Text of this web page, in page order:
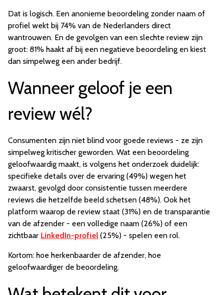
Dat is logisch. Een anonieme beoordeling zonder naam of
profiel wekt bij 74% van de Nederlanders direct
wantrouwen. En de gevolgen van een slechte review zijn
groot: 81% haakt af bij een negatieve beoordeling en kiest
dan simpelweg een ander bedrijf.
Wanneer geloof je een
review wél?
Consumenten zijn niet blind voor goede reviews - ze zijn
simpelweg kritischer geworden. Wat een beoordeling
geloofwaardig maakt, is volgens het onderzoek duidelijk:
specifieke details over de ervaring (49%) wegen het
zwaarst, gevolgd door consistentie tussen meerdere
reviews die hetzelfde beeld schetsen (48%). Ook het
platform waarop de review staat (31%) en de transparantie
van de afzender - een volledige naam (26%) of een
zichtbaar LinkedIn-profiel (25%) - spelen een rol.
Kortom: hoe herkenbaarder de afzender, hoe
geloofwaardiger de beoordeling.